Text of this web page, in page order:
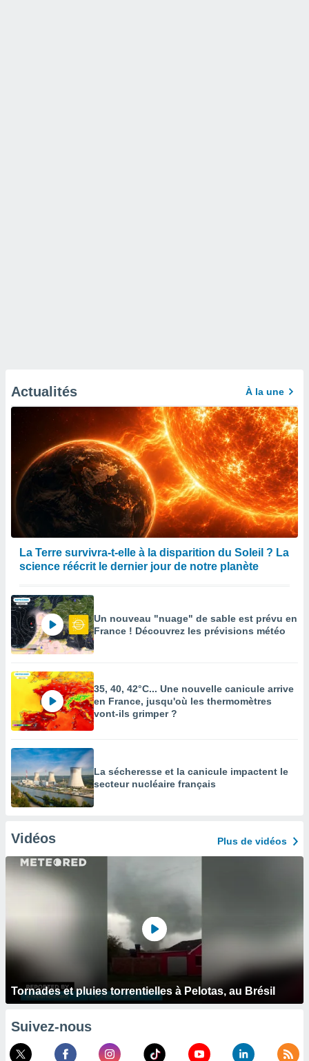
Actualités À la une
La Terre survivra-t-elle à la disparition du Soleil ? La
science réécrit le dernier jour de notre planète
Un nouveau "nuage" de sable est prévu en
France ! Découvrez les prévisions météo
35, 40, 42°C... Une nouvelle canicule arrive
en France, jusqu'où les thermomètres
vont-ils grimper ?
La sécheresse et la canicule impactent le
secteur nucléaire français
Vidéos Plus de vidéos
Tornades et pluies torrentielles à Pelotas, au Brésil
Suivez-nous